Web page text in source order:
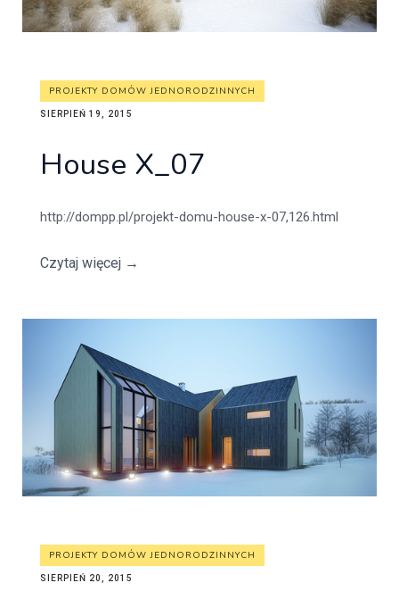
PROJEKTY DOMÓW JEDNORODZINNYCH
SIERPIEŃ 19, 2015
House X_07
http://dompp.pl/projekt-domu-house-x-07,126.html
Czytaj więcej →
PROJEKTY DOMÓW JEDNORODZINNYCH
SIERPIEŃ 20, 2015